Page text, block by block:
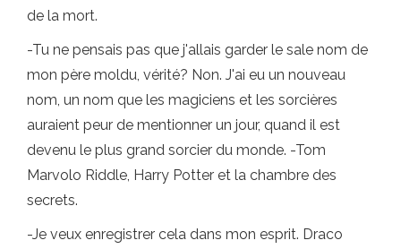
de la mort.
-Tu ne pensais pas que j'allais garder le sale nom de
mon père moldu, vérité? Non. J'ai eu un nouveau
nom, un nom que les magiciens et les sorcières
auraient peur de mentionner un jour, quand il est
devenu le plus grand sorcier du monde. -Tom
Marvolo Riddle, Harry Potter et la chambre des
secrets.
-Je veux enregistrer cela dans mon esprit. Draco